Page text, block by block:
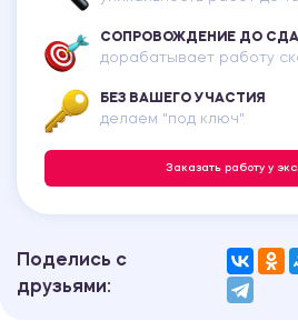
СОПРОВОЖДЕНИЕ ДО
дорабатывает работу
БЕЗ ВАШЕГО УЧАСТИЯ
делаем "под ключ"
Заказать работу у
Поделись с
друзьями: